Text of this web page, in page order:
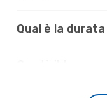
Qual è la